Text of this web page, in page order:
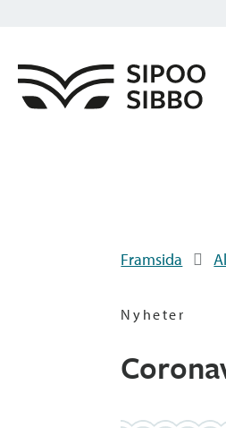
Framsida
Nyheter